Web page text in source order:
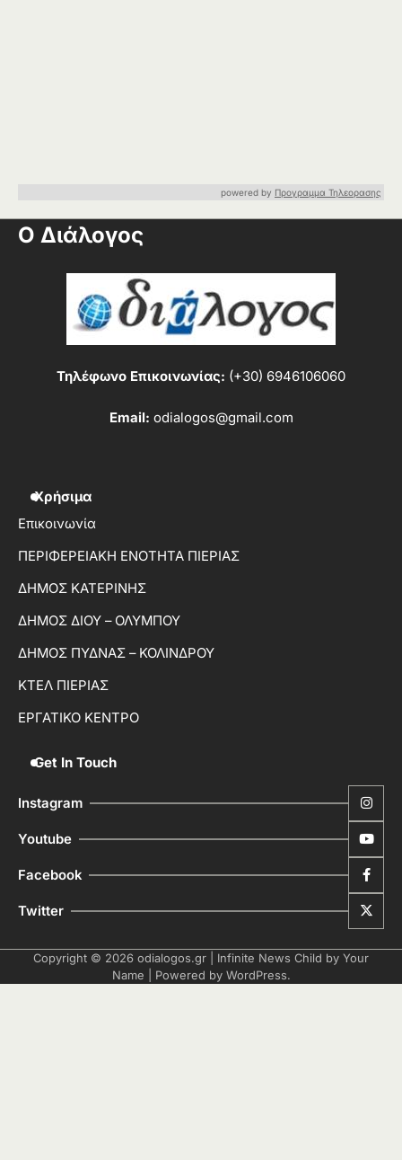
powered by Προγραμμα Τηλεορασης
Ο Διάλογος
Τηλέφωνο Επικοινωνίας: (+30) 6946106060
Email: odialogos@gmail.com
Χρήσιμα
Επικοινωνία
ΠΕΡΙΦΕΡΕΙΑΚΗ ΕΝΟΤΗΤΑ ΠΙΕΡΙΑΣ
ΔΗΜΟΣ ΚΑΤΕΡΙΝΗΣ
ΔΗΜΟΣ ΔΙΟΥ – ΟΛΥΜΠΟΥ
ΔΗΜΟΣ ΠΥΔΝΑΣ – ΚΟΛΙΝΔΡΟΥ
ΚΤΕΛ ΠΙΕΡΙΑΣ
ΕΡΓΑΤΙΚΟ ΚΕΝΤΡΟ
Get In Touch
Instagram
Youtube
Facebook
Twitter
Copyright © 2026 odialogos.gr | Infinite News Child by Your
Name | Powered by WordPress.